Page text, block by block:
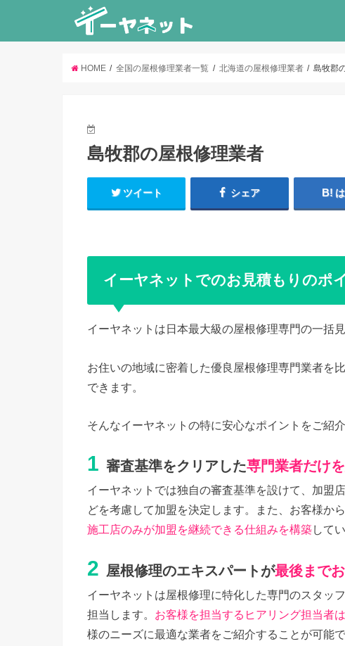
HOME 全国の屋根修理業者一覧 北海道の屋根修理業者 島牧郡
島牧郡の屋根修理業者
ツイート シェア
イーヤネットでのお見積もりのポ
イーヤネットは日本最大級の屋根修理専門の一括見
お住いの地域に密着した優良屋根修理専門業者を
できます。
そんなイーヤネットの特に安心なポイントをご紹介
1 審査基準をクリアした専門業者だけを
イーヤネットでは独自の審査基準を設けて、加盟
どを考慮して加盟を決定します。また、お客様か
施工店のみが加盟を継続できる仕組みを構築して
2 屋根修理のエキスパートが最後まで
イーヤネットは屋根修理に特化した専門のスタッ
担当します。 お客様を担当するヒアリング担当者
様のニーズに最適な業者をご紹介することが可能で